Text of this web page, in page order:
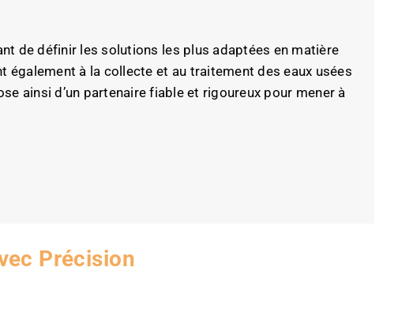
de définir les solutions les plus adaptées en matière
également à la collecte et au traitement des eaux usées
ainsi d’un partenaire fiable et rigoureux pour mener à
Précision